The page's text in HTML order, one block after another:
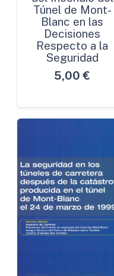
Túnel de Mont-
Blanc en las
Decisiones
Respecto a la
Seguridad
5,00 €